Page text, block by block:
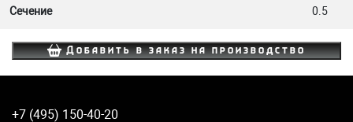
Сечение 0.5
Добавить в заказ на производство
+7 (495) 150-40-20